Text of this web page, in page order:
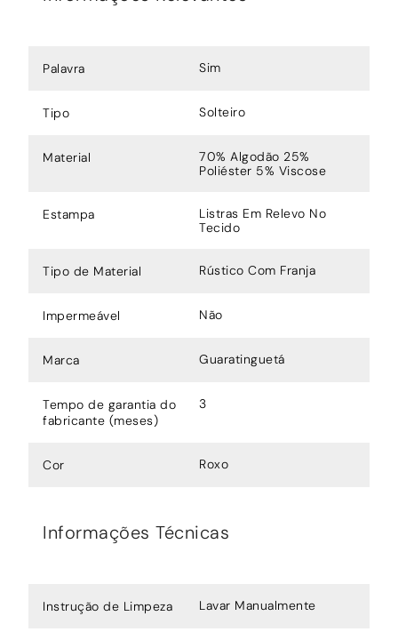
Palavra Sim
Tipo Solteiro
Material
70% Algodão 25%
Poliéster 5% Viscose
Estampa
Listras Em Relevo No
Tecido
Tipo de Material Rústico Com Franja
Impermeável Não
Marca Guaratinguetá
Tempo de garantia do
fabricante (meses)
3
Cor Roxo
Informações Técnicas
Instrução de Limpeza Lavar Manualmente